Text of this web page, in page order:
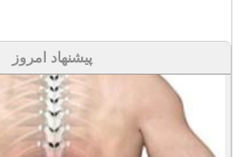
پیشنهاد امروز